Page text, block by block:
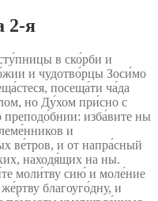
2‑я
в ско́рби и
и чудотво́рцы Зоси́мо
посеща́ти ча́да
но Ду́хом при́сно с
изба́вите ны
и
ве́тров, и от напра́сный
находя́щих на ны.
моли́тву сию́ и моле́ние
благоуго́дну, и